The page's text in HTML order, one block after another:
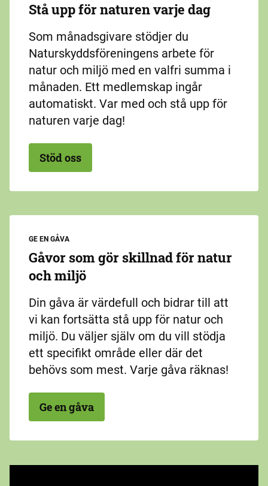
Stå upp för naturen varje dag
Som månadsgivare stödjer du
Naturskyddsföreningens arbete för
natur och miljö med en valfri summa i
månaden. Ett medlemskap ingår
automatiskt. Var med och stå upp för
naturen varje dag!
Stöd oss
GE EN GÅVA
Gåvor som gör skillnad för natur
och miljö
Din gåva är värdefull och bidrar till att
vi kan fortsätta stå upp för natur och
miljö. Du väljer själv om du vill stödja
ett specifikt område eller där det
behövs som mest. Varje gåva räknas!
Ge en gåva